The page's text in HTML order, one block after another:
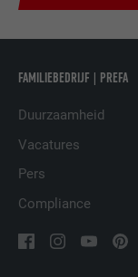
FAMILIEBEDRIJF | PREFA
Duurzaamheid
Vacatures
Pers
Compliance
NAAM
AANBIEDER
VERVALTIJD